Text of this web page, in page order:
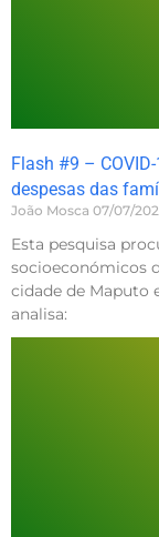
Flash #9 –
despesas das
João Mosca 07/07/
Esta pesquisa
socioeconómicos
cidade de Maputo
analisa: